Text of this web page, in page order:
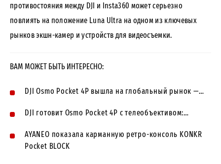
противостояния между DJI и Insta360 может серьезно
повлиять на положение Luna Ultra на одном из ключевых
рынков экшн-камер и устройств для видеосъемки.
ВАМ МОЖЕТ БЫТЬ ИНТЕРЕСНО:
DJI Osmo Pocket 4P вышла на глобальный рынок —…
DJI готовит Osmo Pocket 4P с телеобъективом:…
AYANEO показала карманную ретро-консоль KONKR
Pocket BLOCK